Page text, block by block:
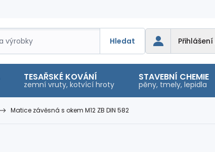
Hledat
TESAŘSKÉ KOVÁNÍ
zemní vruty, kotvící hroty
STAVEBNÍ CHEMIE
pěny, tmely, lepidla
Matice závěsná s okem M12 ZB DIN 582